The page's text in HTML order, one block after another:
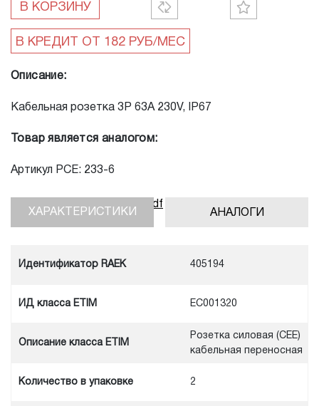
В КОРЗИНУ
Описание:
Кабельная розетка 3Р 63А 230V, IP67
Товар является аналогом:
Артикул PCE: 233-6
Скачать инструкцию, pdf
АНАЛОГИ
ХАРАКТЕРИСТИКИ
Идентификатор RAEK 405194
ИД класса ETIM EC001320
Описание класса ETIM
Розетка силовая (CEE)
кабельная переносная
Количество в упаковке 2